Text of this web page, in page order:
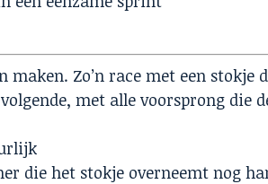
Zo’n race met een stokje
met alle voorsprong die
die het stokje overneemt nog